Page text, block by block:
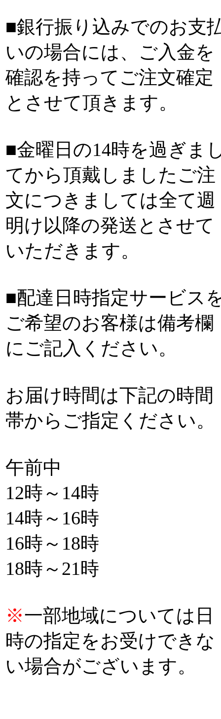
■銀行振り込みでのお支
いの場合には、ご入金を
確認を持ってご注文確定
とさせて頂きます。
■金曜日の14時を過ぎま
てから頂戴しましたご注
文につきましては全て週
明け以降の発送とさせて
いただきます。
■配達日時指定サービス
ご希望のお客様は備考欄
にご記入ください。
お届け時間は下記の時間
帯からご指定ください。
午前中
12時～14時
14時～16時
16時～18時
18時～21時
※一部地域については日
時の指定をお受けできな
い場合がございます。